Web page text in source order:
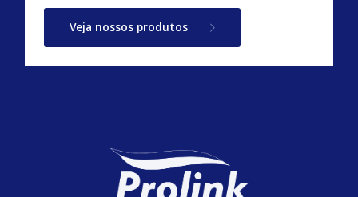
Veja nossos produtos